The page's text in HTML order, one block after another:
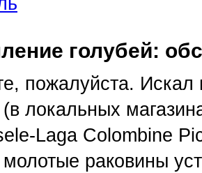
голубей:
пожалуйста.
(в локальных
Laga Colombine
раковины